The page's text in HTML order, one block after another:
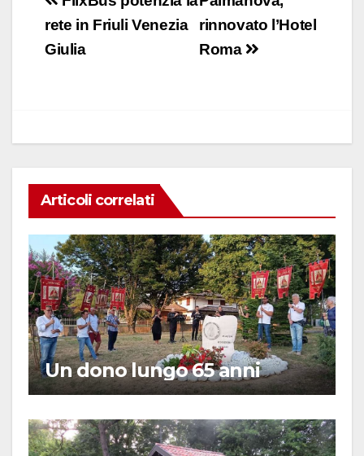
e
b
s
e
di
vi
articoli
rinnovato l’Hotel
Roma
rete in Friuli Venezia
Giulia
Articoli correlati
Un dono lungo 65 anni